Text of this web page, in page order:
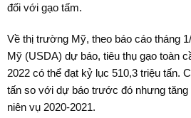
đối với gạo tấm.
Về thị trường Mỹ, theo báo cáo tháng
Mỹ (USDA) dự báo, tiêu thụ gạo toàn
2022 có thể đạt kỷ lục 510,3 triệu tấn.
tấn so với dự báo trước đó nhưng tăng
niên vụ 2020-2021.